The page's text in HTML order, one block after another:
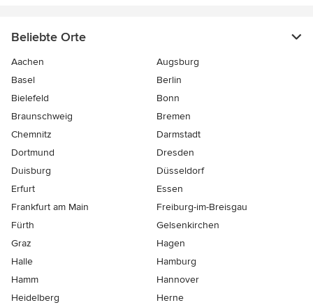
Beliebte Orte
Aachen
Augsburg
Basel
Berlin
Bielefeld
Bonn
Braunschweig
Bremen
Chemnitz
Darmstadt
Dortmund
Dresden
Duisburg
Düsseldorf
Erfurt
Essen
Frankfurt am Main
Freiburg-im-Breisgau
Fürth
Gelsenkirchen
Graz
Hagen
Halle
Hamburg
Hamm
Hannover
Heidelberg
Herne